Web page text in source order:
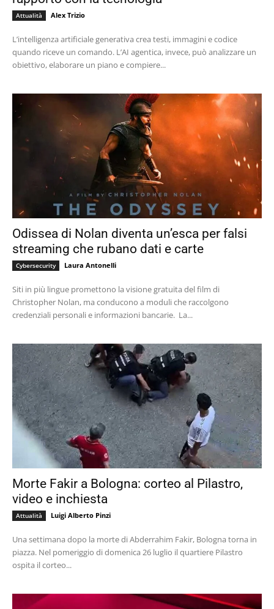
Attualità Alex Trizio
L’intelligenza artificiale generativa crea testi, immagini e codice
quando riceve un comando. L’AI agentica, invece, può analizzare un
obiettivo, elaborare un piano e compiere...
Odissea di Nolan diventa un’esca per falsi
streaming che rubano dati e carte
Cybersecurity Laura Antonelli
Siti in più lingue promettono la visione gratuita del film di
Christopher Nolan, ma conducono a moduli che raccolgono
credenziali personali e informazioni bancarie. La...
Morte Fakir a Bologna: corteo al Pilastro,
video e inchiesta
Attualità Luigi Alberto Pinzi
Una settimana dopo la morte di Abderrahim Fakir, Bologna torna in
piazza. Nel pomeriggio di domenica 26 luglio il quartiere Pilastro
ospita il corteo...